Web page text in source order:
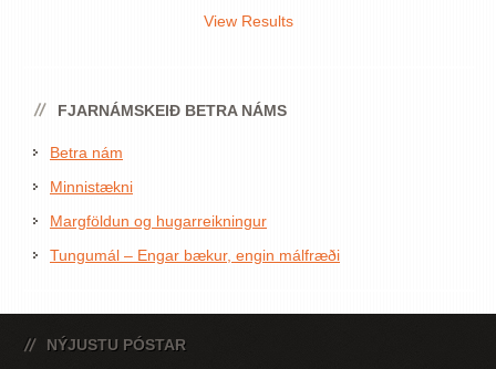
View Results
FJARNÁMSKEIÐ BETRA NÁMS
Betra nám
Minnistækni
Margföldun og hugarreikningur
Tungumál – Engar bækur, engin málfræði
NÝJUSTU PÓSTAR